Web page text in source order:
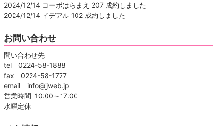
2024/12/14 コーポはらまえ 207 成約しました
2024/12/14 イデアル 102 成約しました
お問い合わせ
問い合わせ先
tel 0224-58-1888
fax 0224-58-1777
email info@jjweb.jp
営業時間 10:00～17:00
水曜定休